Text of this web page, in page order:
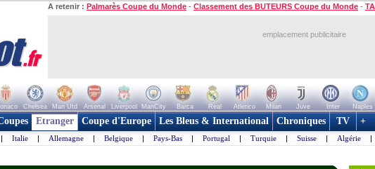
A retenir : Palmarès Coupe du Monde - Classement des BUTEURS Coupe du Monde -
emplacement publicitaire
Chelsea Man Utd Arsenal Liverpool ManCity Barca Real Atletico Milan Juve Inter Naples
Etranger Coupe d'Europe Les Bleus & International Chroniques TV +
| Italie | Allemagne | Belgique | Pays-Bas | Portugal | Turquie | Suisse | Algérie |